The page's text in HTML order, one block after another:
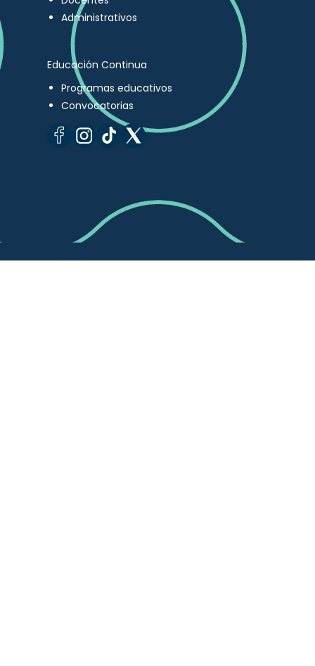
Administrativos
Educación Continua
Programas educativos
Convocatorias